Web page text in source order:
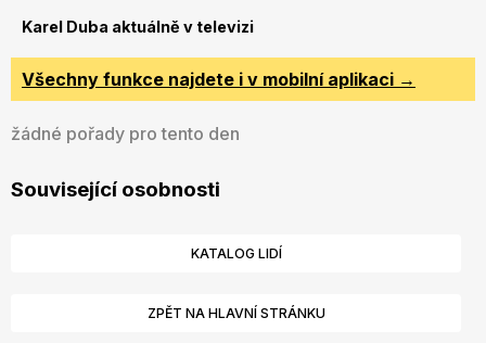
Karel Duba aktuálně v televizi
Všechny funkce najdete i v mobilní aplikaci →
žádné pořady pro tento den
Související osobnosti
KATALOG LIDÍ
ZPĚT NA HLAVNÍ STRÁNKU